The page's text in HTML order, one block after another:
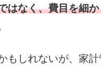
はなく、費目を細
もしれないが、家